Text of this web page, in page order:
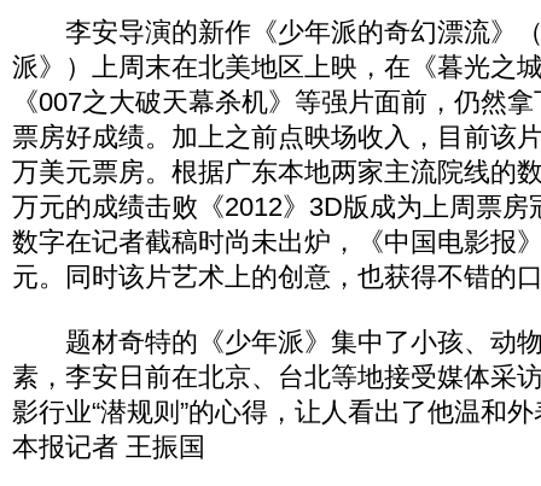
李安导演的新作《少年派的奇幻漂流》
派》）上周末在北美地区上映，在《暮光之
《007之大破天幕杀机》等强片面前，仍然
票房好成绩。加上之前点映场收入，目前该
万美元票房。根据广东本地两家主流院线的
万元的成绩击败《2012》3D版成为上周票房
数字在记者截稿时尚未出炉，《中国电影报
元。同时该片艺术上的创意，也获得不错的
题材奇特的《少年派》集中了小孩、动
素，李安日前在北京、台北等地接受媒体采
影行业“潜规则”的心得，让人看出了他温和
本报记者 王振国